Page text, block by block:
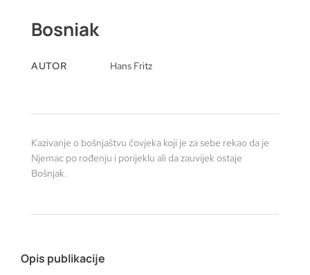
Bosniak
AUTOR Hans Fritz
Kazivanje o bošnjaštvu čovjeka koji je za sebe rekao da je
Njemac po rođenju i porijeklu ali da zauvijek ostaje
Bošnjak.
Opis publikacije